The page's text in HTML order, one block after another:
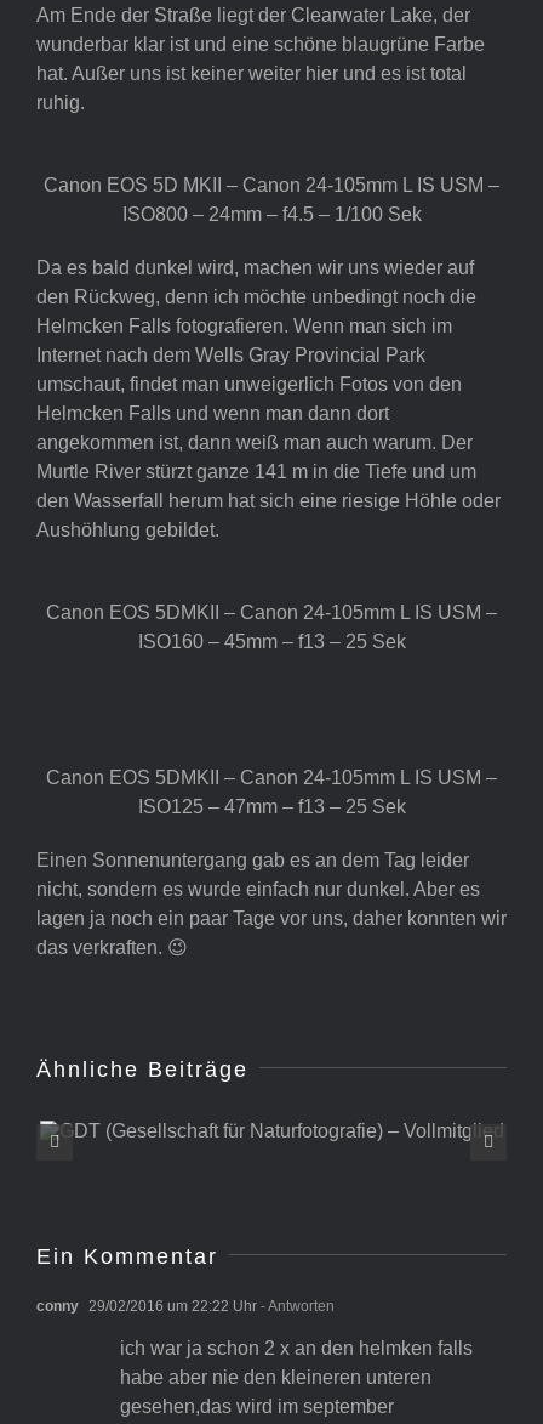
Am Ende der Straße liegt der Clearwater Lake, der
wunderbar klar ist und eine schöne blaugrüne Farbe
hat. Außer uns ist keiner weiter hier und es ist total
ruhig.
Canon EOS 5D MKII – Canon 24-105mm L IS USM –
ISO800 – 24mm – f4.5 – 1/100 Sek
Da es bald dunkel wird, machen wir uns wieder auf
den Rückweg, denn ich möchte unbedingt noch die
Helmcken Falls fotografieren. Wenn man sich im
Internet nach dem Wells Gray Provincial Park
umschaut, findet man unweigerlich Fotos von den
Helmcken Falls und wenn man dann dort
angekommen ist, dann weiß man auch warum. Der
Murtle River stürzt ganze 141 m in die Tiefe und um
den Wasserfall herum hat sich eine riesige Höhle oder
Aushöhlung gebildet.
Canon EOS 5DMKII – Canon 24-105mm L IS USM –
ISO160 – 45mm – f13 – 25 Sek
Canon EOS 5DMKII – Canon 24-105mm L IS USM –
ISO125 – 47mm – f13 – 25 Sek
Einen Sonnenuntergang gab es an dem Tag leider
nicht, sondern es wurde einfach nur dunkel. Aber es
lagen ja noch ein paar Tage vor uns, daher konnten wir
das verkraften. 😉
Ähnliche Beiträge
Naturfotografie) –
Ein Kommentar
conny 29/02/2016 um 22:22 Uhr - Antworten
ich war ja schon 2 x an den helmken falls
habe aber nie den kleineren unteren
gesehen,das wird im september